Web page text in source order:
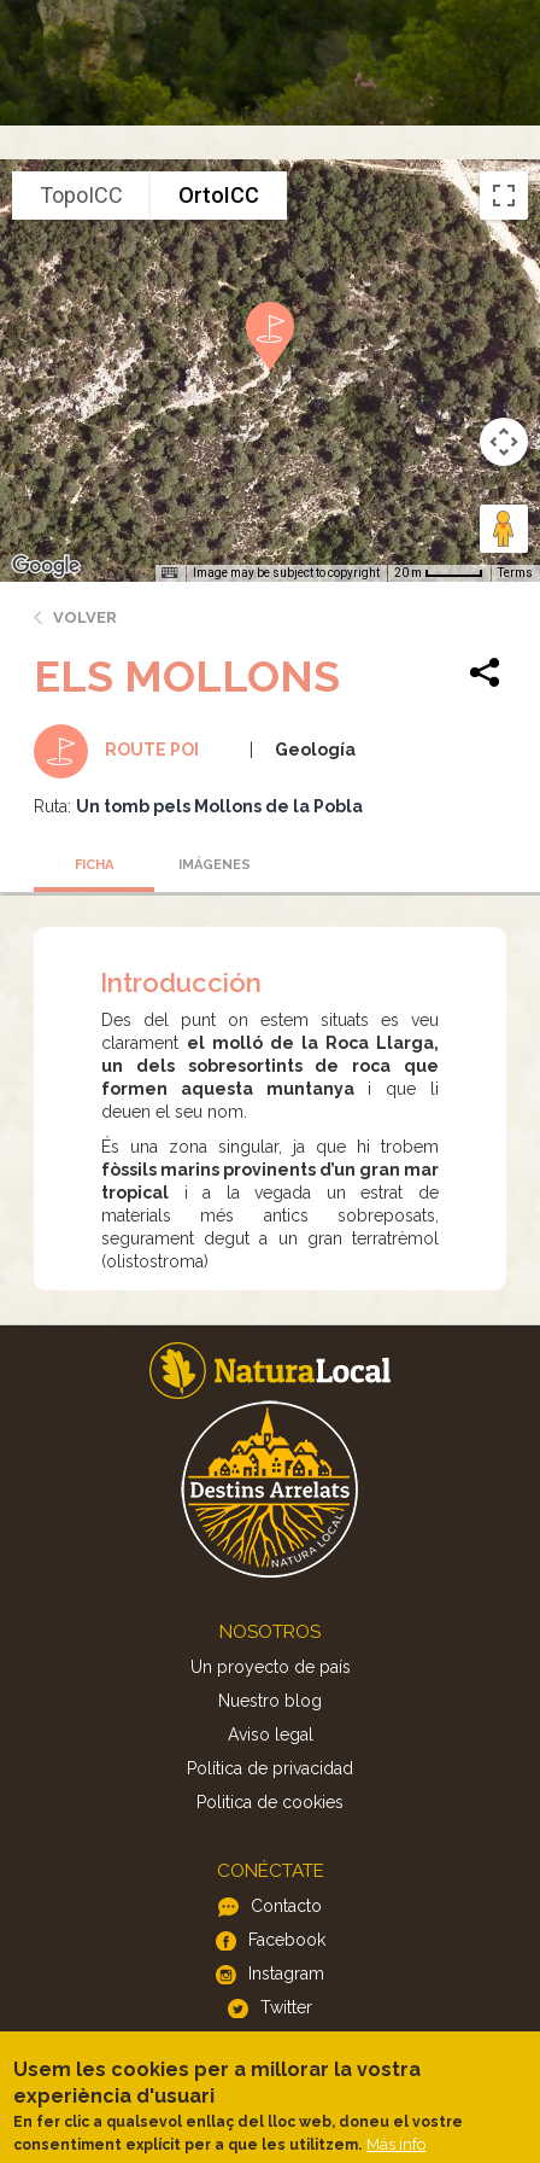
TopoICC OrtoICC
Image may be subject to copyright 20 m Terms
VOLVER
ELS MOLLONS
ROUTE POI Geología
Ruta: Un tomb pels Mollons de la Pobla
FICHA IMÁGENES
Introducción
Des del punt on estem situats es veu
clarament el molló de la Roca Llarga,
un dels sobresortints de roca que
formen aquesta muntanyai que li
deuen el seu nom.
És una zona singular, ja que hi trobem
fòssils marins provinents d’un gran mar
tropical i a la vegada un estrat de
materials més antics sobreposats,
segurament degut a un gran terratrèmol
(olistostroma)
NOSOTROS
Un proyecto de país
Nuestro blog
Aviso legal
Política de privacidad
Politica de cookies
CONÉCTATE
Contacto
Facebook
Instagram
Twitter
APP
iOS
Android
Usem les cookies per a millorar la vostra
experiència d'usuari
En fer clic a qualsevol enllaç del lloc web, doneu el vostre
consentiment explícit per a que les utilitzem. Más info